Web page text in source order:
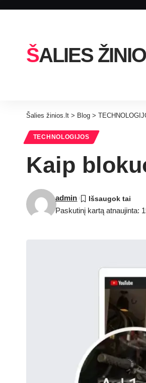
ŠALIES
Šalies žinios.lt > Blog >
TECHNOLOGIJOS
Kaip
Paskutinį kartą atnaujinta:
admin